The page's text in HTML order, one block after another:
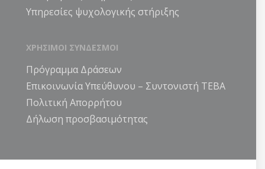
Υπηρεσίες ψυχολογικής στήριξης
ΧΡΗΣΙΜΟΙ ΣΥΝΔΕΣΜΟΙ
Πρόγραμμα Δράσεων
Επικοινωνία Υπεύθυνου – Συντονιστή ΤΕΒΑ
Πολιτική Απορρήτου
Δήλωση προσβασιμότητας